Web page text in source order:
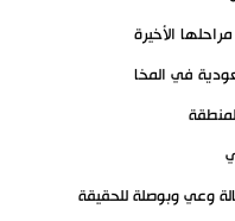
الأخيرة
في المخا
وعي وبوصلة للحقيقة